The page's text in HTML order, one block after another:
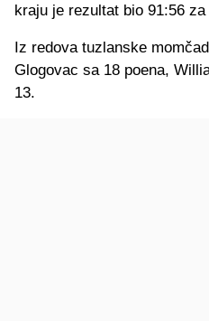
kraju je rezultat bio 91:56 za
Iz redova tuzlanske
Glogovac sa 18 poena,
13.